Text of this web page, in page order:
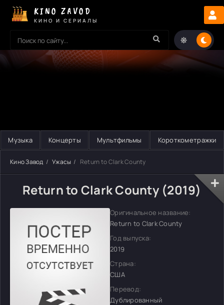
KINO ZAVOD
КИНО И СЕРИАЛЫ
Музыка Концерты Мультфильмы Короткометражки
Кино Завод Ужасы Return to Clark County
Return to Clark County (2019)
Оригинальное название:
Return to Clark County
Год выпуска:
2019
Страна:
США
Перевод:
Дублированный